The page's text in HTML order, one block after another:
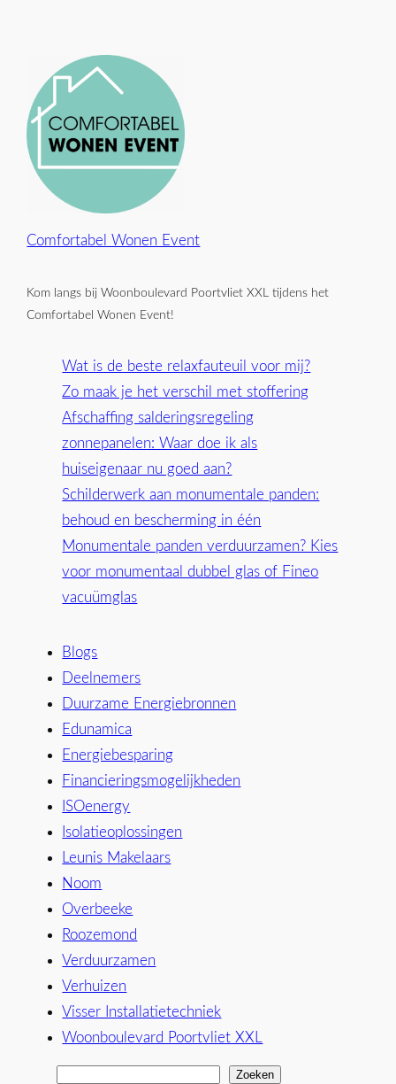
Comfortabel Wonen Event
Kom langs bij Woonboulevard Poortvliet XXL tijdens het
Comfortabel Wonen Event!
Wat is de beste relaxfauteuil voor mij?
Zo maak je het verschil met stoffering
Afschaffing salderingsregeling
zonnepanelen: Waar doe ik als
huiseigenaar nu goed aan?
Schilderwerk aan monumentale panden:
behoud en bescherming in één
Monumentale panden verduurzamen? Kies
voor monumentaal dubbel glas of Fineo
vacuümglas
Blogs
Deelnemers
Duurzame Energiebronnen
Edunamica
Energiebesparing
Financieringsmogelijkheden
ISOenergy
Isolatieoplossingen
Leunis Makelaars
Noom
Overbeeke
Roozemond
Verduurzamen
Verhuizen
Visser Installatietechniek
Woonboulevard Poortvliet XXL
Zoeken